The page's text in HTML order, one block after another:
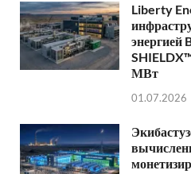
Liberty
энергией
МВт
01.07.2026